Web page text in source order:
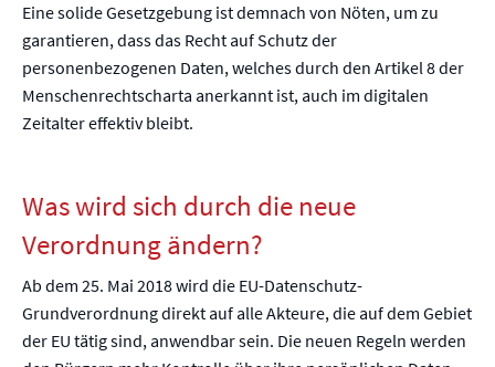
Eine solide Gesetzgebung ist demnach von Nöten, um zu
garantieren, dass das Recht auf Schutz der
personenbezogenen Daten, welches durch den Artikel 8 der
Menschenrechtscharta anerkannt ist, auch im digitalen
Zeitalter effektiv bleibt.
Was wird sich durch die neue
Verordnung ändern?
Ab dem 25. Mai 2018 wird die EU-Datenschutz-
Grundverordnung direkt auf alle Akteure, die auf dem Gebiet
der EU tätig sind, anwendbar sein. Die neuen Regeln werden